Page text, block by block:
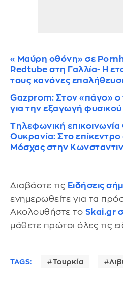
«Μαύρη οθόνη» σε
Redtube στη Γαλλία- Η
τους κανόνες
Gazprom: Στον «πάγο» ο
για την εξαγωγή
Τηλεφωνική επικοινωνία
Ουκρανία: Στο επίκεντρο
Μόσχας στην
Διαβάστε τις Ειδήσεις
ενημερωθείτε για τα
Ακολουθήστε το Skai.gr
μάθετε πρώτοι όλες τις
TAGS: Τουρκία